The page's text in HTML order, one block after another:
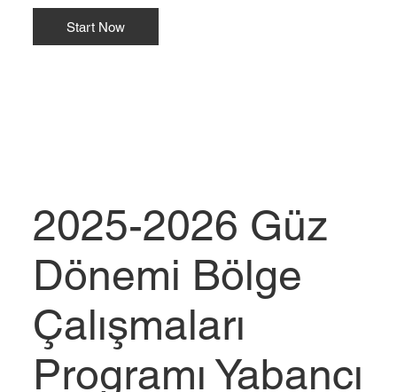
Start Now
2025-2026 Güz
Dönemi Bölge
Çalışmaları
Programı Yabancı